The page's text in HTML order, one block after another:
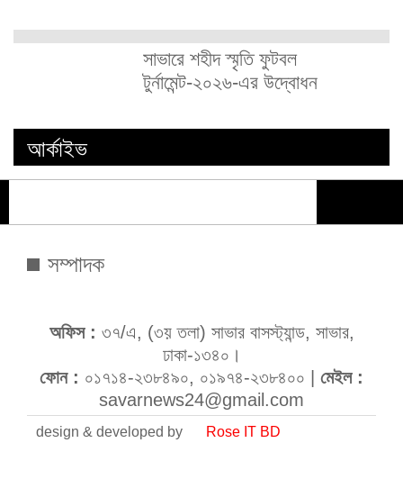
সাভারে শহীদ স্মৃতি ফুটবল
টুর্নামেন্ট-২০২৬-এর উদ্বোধন
আর্কাইভ
সম্পাদক
অফিস : ৩৭/এ, (৩য় তলা) সাভার বাসস্ট্যান্ড, সাভার,
ঢাকা-১৩৪০।
ফোন : ০১৭১৪-২৩৮৪৯০, ০১৯৭৪-২৩৮৪০০ | মেইল :
savarnews24@gmail.com
design & developed by Rose IT BD